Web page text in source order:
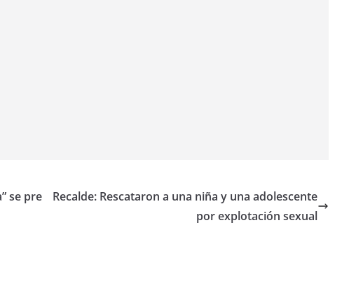
se pre
Recalde: Rescataron a una niña y una adolescente
por explotación sexual